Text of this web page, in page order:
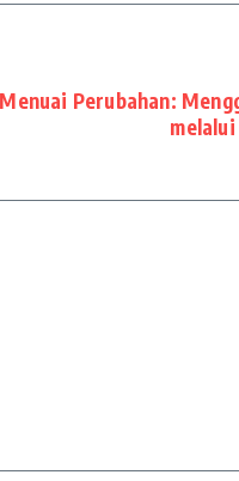
Perubahan: